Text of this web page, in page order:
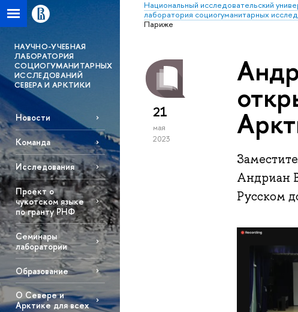
Национальный исследовательский
лаборатория социогуманитарных
Париже
НАУЧНО-УЧЕБНАЯ
ЛАБОРАТОРИЯ
СОЦИОГУМАНИТАРНЫХ
ИССЛЕДОВАНИЙ
СЕВЕРА И АРКТИКИ
Новости
Команда
Исследования
Проект о
чукотском языке
по гранту РНФ
Семинары
лаборатории
Образование
О Севере и
Арктике для всех
21
мая
2023
Андриан
Русском